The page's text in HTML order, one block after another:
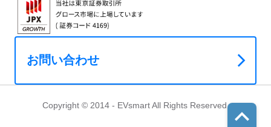
お問い合わせ
Copyright © 2014 - EVsmart All Rights Reserved.